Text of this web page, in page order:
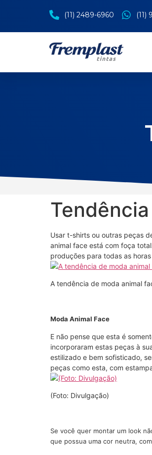
(11) 2489-6960 (11)
Usar t-shirts ou outras peças
animal face está com foça
produções para todas as
A tendência de moda animal
Moda Animal Face
E não pense que esta é
incorporaram estas peças à
estilizado e bem sofisticado,
peças como esta, com
(Foto: Divulgação)
Se você quer montar um look
que possua uma cor neutra,